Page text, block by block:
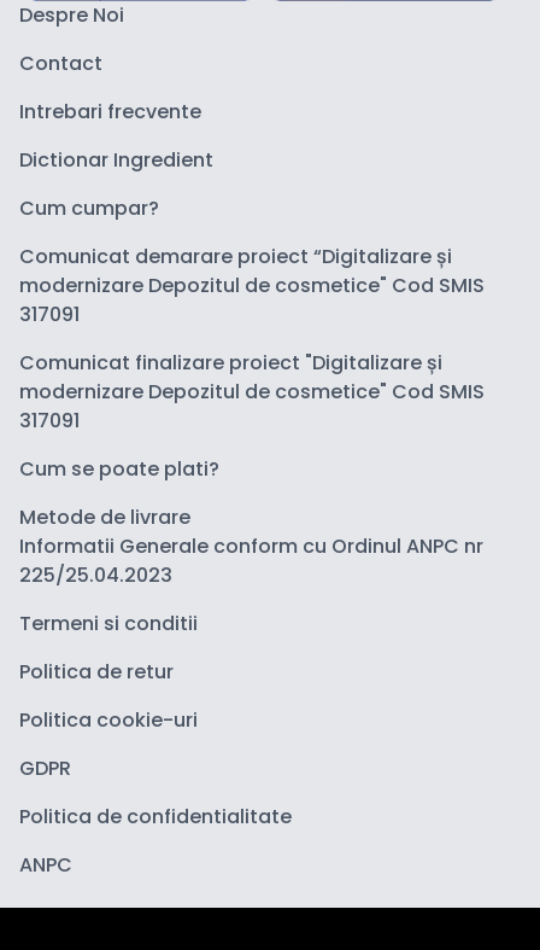
Despre Noi
Contact
Intrebari frecvente
Dictionar Ingredient
Cum cumpar?
Comunicat demarare proiect “Digitalizare și
modernizare Depozitul de cosmetice" Cod SMIS
317091
Comunicat finalizare proiect "Digitalizare și
modernizare Depozitul de cosmetice" Cod SMIS
317091
Cum se poate plati?
Metode de livrare
Informatii Generale conform cu Ordinul ANPC nr
225/25.04.2023
Termeni si conditii
Politica de retur
Politica cookie-uri
GDPR
Politica de confidentialitate
ANPC